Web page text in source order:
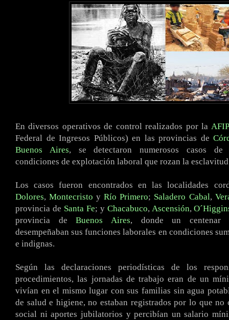
En diversos operativos de control realizados por la AFIP
Federal de Ingresos Públicos) en las provincias de
Buenos Aires, se detectaron numerosos casos de
condiciones de explotación laboral que rozan la
Los casos fueron encontrados en las localidades
Dolores,Montecristo yRío Primero; Saladero Cabal,
provincia de Santa Fe; y Chacabuco, Ascensión,
provincia deBuenos Aires, donde un centenar
desempeñaban sus funciones laborales en condiciones
e indignas.
Según las declaraciones periodísticas de los
procedimientos, las jornadas de trabajo eran de un
vivían en el mismo lugar con sus familias sin agua
de salud e higiene, no estaban registrados por lo que no
social ni aportes jubilatorios y percibían un salario